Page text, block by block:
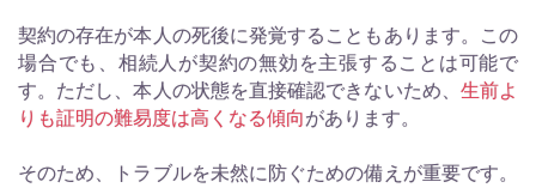
契約の存在が本人の死後に発覚することもあります。この
場合でも、相続人が契約の無効を主張することは可能で
す。ただし、本人の状態を直接確認できないため、 生前よ
りも証明の難易度は高くなる傾向があります。
そのため、トラブルを未然に防ぐための備えが重要です。